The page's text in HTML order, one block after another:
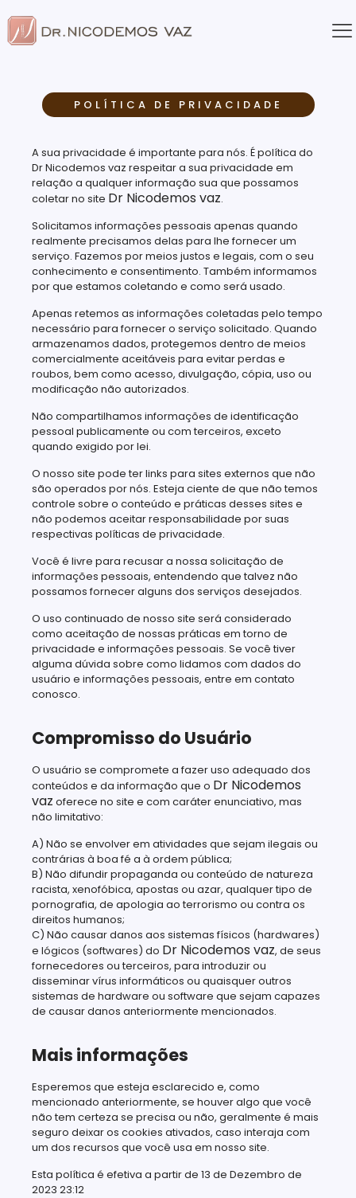
POLÍTICA DE PRIVACIDADE
A sua privacidade é importante para nós. É política do
Dr Nicodemos vaz respeitar a sua privacidade em
relação a qualquer informação sua que possamos
coletar no site Dr Nicodemos vaz.
Solicitamos informações pessoais apenas quando
realmente precisamos delas para lhe fornecer um
serviço. Fazemos por meios justos e legais, com o seu
conhecimento e consentimento. Também informamos
por que estamos coletando e como será usado.
Apenas retemos as informações coletadas pelo tempo
necessário para fornecer o serviço solicitado. Quando
armazenamos dados, protegemos dentro de meios
comercialmente aceitáveis para evitar perdas e
roubos, bem como acesso, divulgação, cópia, uso ou
modificação não autorizados.
Não compartilhamos informações de identificação
pessoal publicamente ou com terceiros, exceto
quando exigido por lei.
O nosso site pode ter links para sites externos que não
são operados por nós. Esteja ciente de que não temos
controle sobre o conteúdo e práticas desses sites e
não podemos aceitar responsabilidade por suas
respectivas políticas de privacidade.
Você é livre para recusar a nossa solicitação de
informações pessoais, entendendo que talvez não
possamos fornecer alguns dos serviços desejados.
O uso continuado de nosso site será considerado
como aceitação de nossas práticas em torno de
privacidade e informações pessoais. Se você tiver
alguma dúvida sobre como lidamos com dados do
usuário e informações pessoais, entre em contato
conosco.
Compromisso do Usuário
O usuário se compromete a fazer uso adequado dos
conteúdos e da informação que o Dr Nicodemos
vaz oferece no site e com caráter enunciativo, mas
não limitativo:
A) Não se envolver em atividades que sejam ilegais ou
contrárias à boa fé a à ordem pública;
B) Não difundir propaganda ou conteúdo de natureza
racista, xenofóbica, apostas ou azar, qualquer tipo de
pornografia, de apologia ao terrorismo ou contra os
direitos humanos;
C) Não causar danos aos sistemas físicos (hardwares)
e lógicos (softwares) do Dr Nicodemos vaz, de seus
fornecedores ou terceiros, para introduzir ou
disseminar vírus informáticos ou quaisquer outros
sistemas de hardware ou software que sejam capazes
de causar danos anteriormente mencionados.
Mais informações
Esperemos que esteja esclarecido e, como
mencionado anteriormente, se houver algo que você
não tem certeza se precisa ou não, geralmente é mais
seguro deixar os cookies ativados, caso interaja com
um dos recursos que você usa em nosso site.
Esta política é efetiva a partir de 13 de Dezembro de
2023 23:12